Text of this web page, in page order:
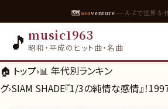
🗺asoventure — A-Zで世界を
🎵 music1963
昭和・平成のヒット曲・名曲
🏠 トップ›📊 年代別ランキン
グ›SIAM SHADE『1/3の純情な感情』！